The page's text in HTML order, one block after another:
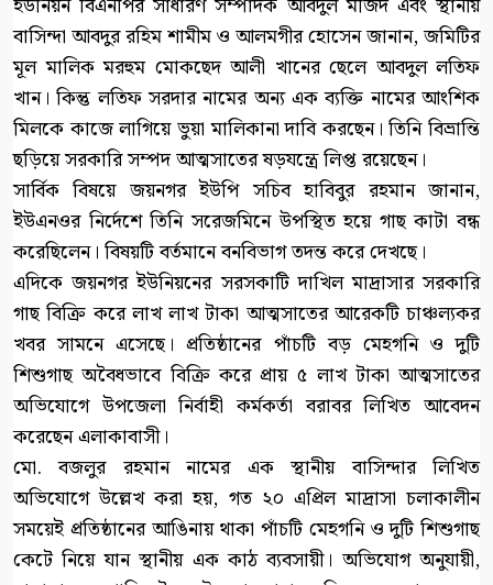
বাসিন্দা আবদুর রহিম শামীম ও আলমগীর হোসেন জানান, জমিটির
মূল মালিক মরহুম মোকছেদ আলী খানের ছেলে আবদুল লতিফ
খান। কিন্তু লতিফ সরদার নামের অন্য এক ব্যক্তি নামের আংশিক
মিলকে কাজে লাগিয়ে ভুয়া মালিকানা দাবি করছেন। তিনি বিভ্রান্তি
ছড়িয়ে সরকারি সম্পদ আত্মসাতের ষড়যন্ত্রে লিপ্ত রয়েছেন।
সার্বিক বিষয়ে জয়নগর ইউপি সচিব হাবিবুর রহমান জানান,
ইউএনওর নির্দেশে তিনি সরেজমিনে উপস্থিত হয়ে গাছ কাটা বন্ধ
করেছিলেন। বিষয়টি বর্তমানে বনবিভাগ তদন্ত করে দেখছে।
এদিকে জয়নগর ইউনিয়নের সরসকাটি দাখিল মাদ্রাসার সরকারি
গাছ বিক্রি করে লাখ লাখ টাকা আত্মসাতের আরেকটি চাঞ্চল্যকর
খবর সামনে এসেছে। প্রতিষ্ঠানের পাঁচটি বড় মেহগনি ও দুটি
শিশুগাছ অবৈধভাবে বিক্রি করে প্রায় ৫ লাখ টাকা আত্মসাতের
অভিযোগে উপজেলা নির্বাহী কর্মকর্তা বরাবর লিখিত আবেদন
করেছেন এলাকাবাসী।
মো. বজলুর রহমান নামের এক স্থানীয় বাসিন্দার লিখিত
অভিযোগে উল্লেখ করা হয়, গত ২০ এপ্রিল মাদ্রাসা চলাকালীন
সময়েই প্রতিষ্ঠানের আঙিনায় থাকা পাঁচটি মেহগনি ও দুটি শিশুগাছ
কেটে নিয়ে যান স্থানীয় এক কাঠ ব্যবসায়ী। অভিযোগ অনুযায়ী,